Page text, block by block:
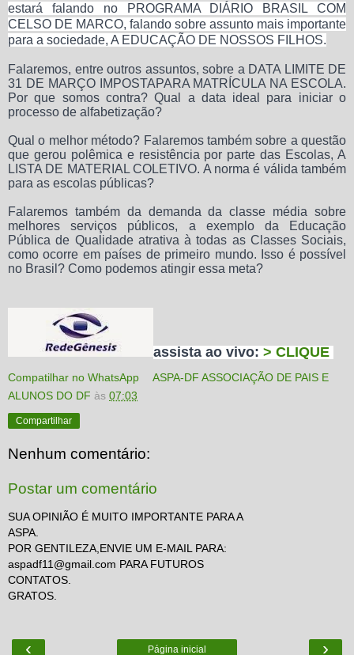
estará falando no PROGRAMA DIÁRIO BRASIL COM
CELSO DE MARCO, falando sobre assunto mais importante
para a sociedade, A EDUCAÇÃO DE NOSSOS FILHOS.
Falaremos, entre outros assuntos, sobre a DATA LIMITE DE
31 DE MARÇO IMPOSTAPARA MATRÍCULA NA ESCOLA.
Por que somos contra? Qual a data ideal para iniciar o
processo de alfabetização?
Qual o melhor método? Falaremos também sobre a questão
que gerou polêmica e resistência por parte das Escolas, A
LISTA DE MATERIAL COLETIVO. A norma é válida também
para as escolas públicas?
Falaremos também da demanda da classe média sobre
melhores serviços públicos, a exemplo da Educação
Pública de Qualidade atrativa à todas as Classes Sociais,
como ocorre em países de primeiro mundo. Isso é possível
no Brasil? Como podemos atingir essa meta?
assista ao vivo: > CLIQUE
Compatilhar no WhatsApp
ASPA-DF ASSOCIAÇÃO DE PAIS E
ALUNOS DO DF às 07:03
Compartilhar
Nenhum comentário:
Postar um comentário
SUA OPINIÃO É MUITO IMPORTANTE PARA A
ASPA.
POR GENTILEZA,ENVIE UM E-MAIL PARA:
aspadf11@gmail.com PARA FUTUROS
CONTATOS.
GRATOS.
‹ ›
Página inicial